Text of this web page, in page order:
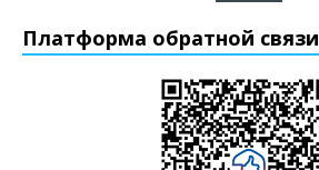
Платформа обратной связи